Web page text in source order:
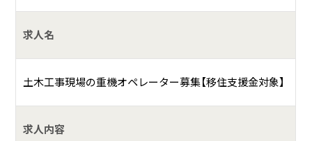
何をしている会社？
普段の生活を支える大事な仕事の一つである土木工事を行
っている会社です
具体的には？
生活環境や都市の基本整備の一環を担っているのが土木工
求人名
土木工事現場の重機オペレーター募集【移住支援金対象】
求人内容